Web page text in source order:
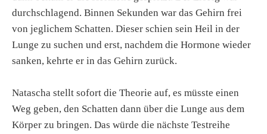
durchschlagend. Binnen Sekunden war das Gehirn frei
von jeglichem Schatten. Dieser schien sein Heil in der
Lunge zu suchen und erst, nachdem die Hormone wieder
sanken, kehrte er in das Gehirn zurück.
Natascha stellt sofort die Theorie auf, es müsste einen
Weg geben, den Schatten dann über die Lunge aus dem
Körper zu bringen. Das würde die nächste Testreihe